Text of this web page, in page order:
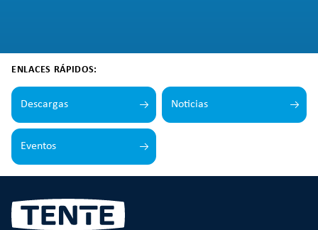
ENLACES RÁPIDOS:
Descargas Noticias
Eventos